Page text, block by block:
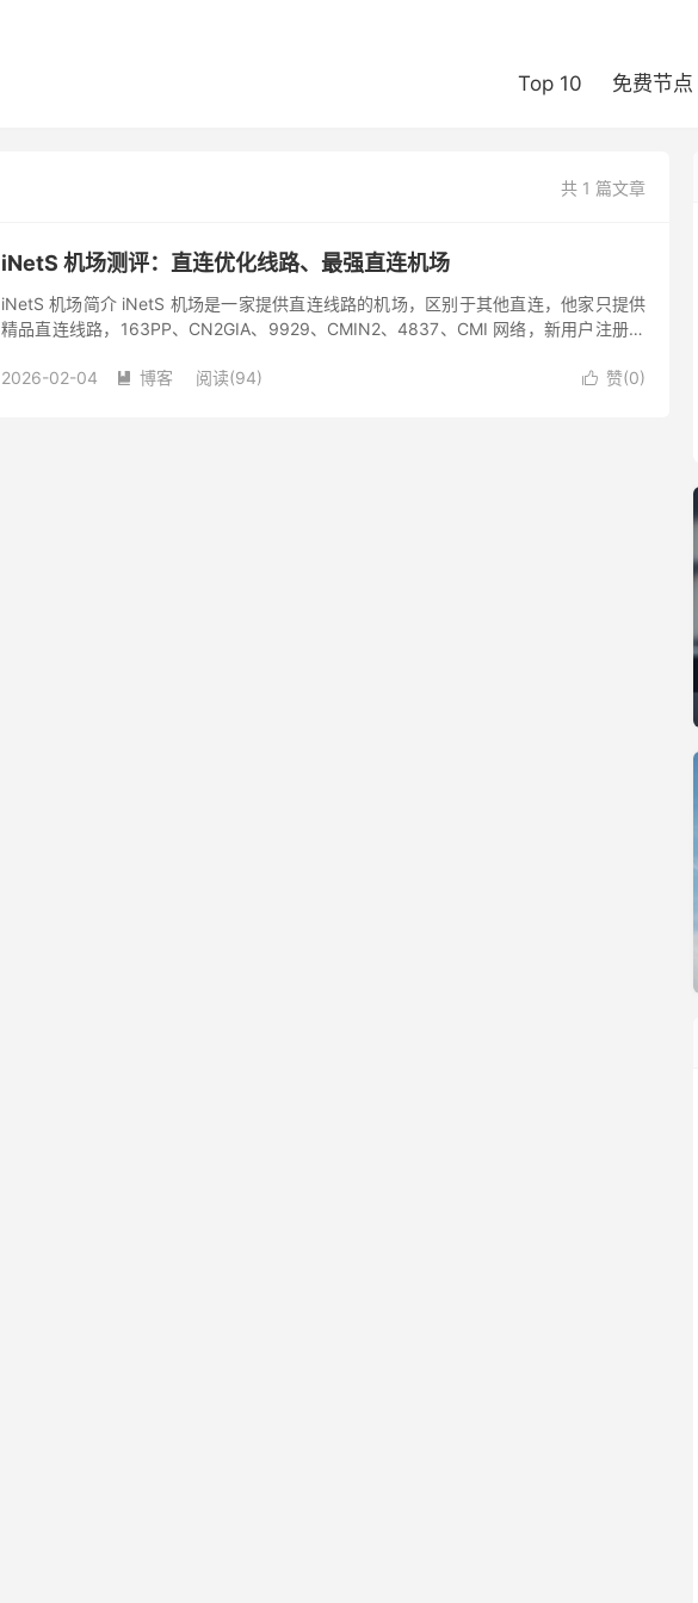
Top 10 免费节点
共 1 篇文章
iNetS 机场测评：直连优化线路、最强直连机场
iNetS 机场简介 iNetS 机场是一家提供直连线路的机场，区别于其他直连，他家只提供
精品直连线路，163PP、CN2GIA、9929、CMIN2、4837、CMI 网络，新用户注册即
 赞(0)
2026-02-04  博客 阅读(94)